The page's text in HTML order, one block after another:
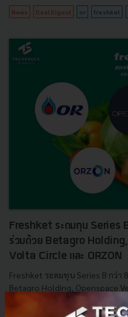
News Deal Digest or freshket
Freshket ระดมทุน Series
ร่วมด้วย Betagro
Volta Circle และ ORZON
Freshket ระดมทุน Series B กว่า
Betagro Holding, Openspace
การระดมทุนครั้งนี้จะเสริมความแ